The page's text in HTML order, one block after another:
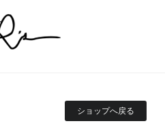
ショップへ戻る